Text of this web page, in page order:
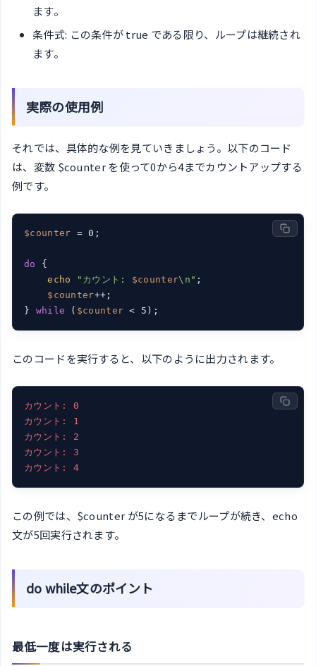
ます。
条件式: この条件が true である限り、ループは継続され
ます。
実際の使用例
それでは、具体的な例を見ていきましょう。以下のコード
は、変数 $counter を使って0から4までカウントアップする
例です。
$counter = 0;
do
{
echo
"カウント: $counter\n" ;
$counter++;
} while ( $counter < 5);
このコードを実行すると、以下のように出力されます。
カウント: 0
カウント: 1
カウント: 2
カウント: 3
カウント: 4
この例では、$counter が5になるまでループが続き、echo
文が5回実行されます。
do while文のポイント
最低一度は実行される